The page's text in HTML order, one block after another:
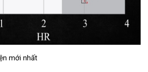
mới nhất